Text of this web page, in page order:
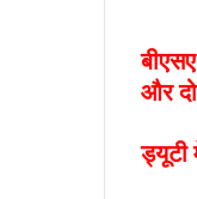
और
ड्यूटी